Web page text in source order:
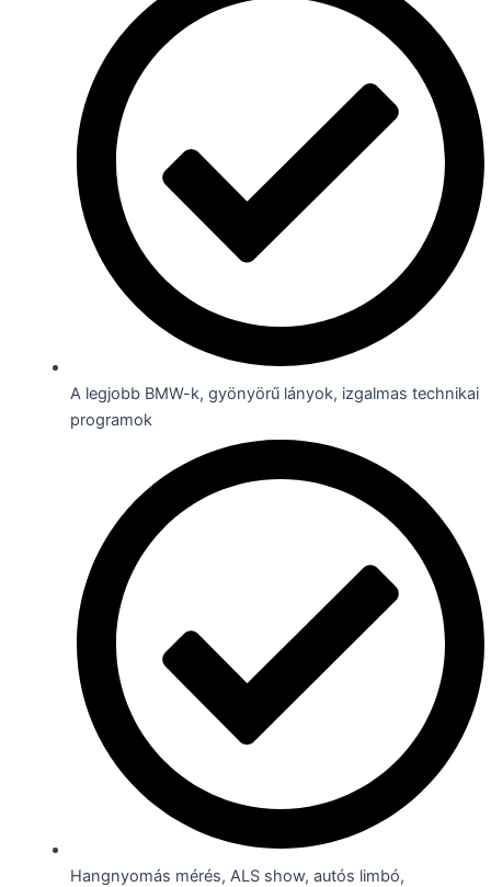
A legjobb BMW-k, gyönyörű lányok, izgalmas technikai
programok
Hangnyomás mérés, ALS show, autós limbó,